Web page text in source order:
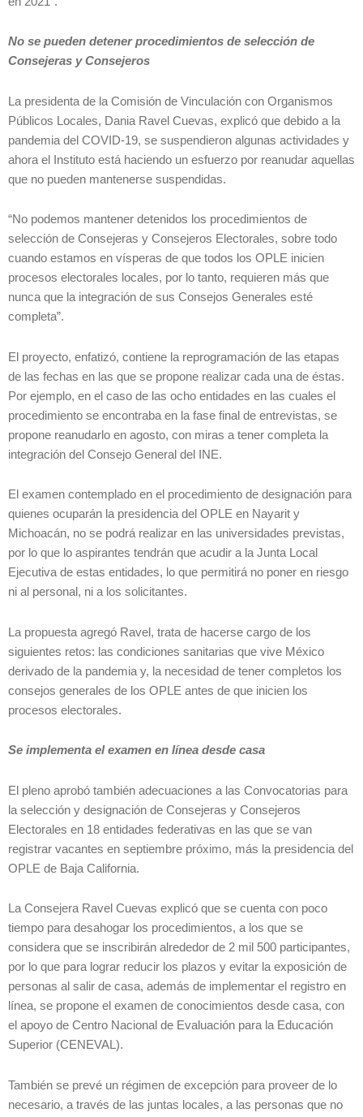
No se pueden detener procedimientos de selección de
Consejeras y Consejeros
La presidenta de la Comisión de Vinculación con Organismos
Públicos Locales, Dania Ravel Cuevas, explicó que debido a la
pandemia del COVID-19, se suspendieron algunas actividades y
ahora el Instituto está haciendo un esfuerzo por reanudar aquellas
que no pueden mantenerse suspendidas.
“No podemos mantener detenidos los procedimientos de
selección de Consejeras y Consejeros Electorales, sobre todo
cuando estamos en vísperas de que todos los OPLE inicien
procesos electorales locales, por lo tanto, requieren más que
nunca que la integración de sus Consejos Generales esté
completa”.
El proyecto, enfatizó, contiene la reprogramación de las etapas
de las fechas en las que se propone realizar cada una de éstas.
Por ejemplo, en el caso de las ocho entidades en las cuales el
procedimiento se encontraba en la fase final de entrevistas, se
propone reanudarlo en agosto, con miras a tener completa la
integración del Consejo General del INE.
El examen contemplado en el procedimiento de designación para
quienes ocuparán la presidencia del OPLE en Nayarit y
Michoacán, no se podrá realizar en las universidades previstas,
por lo que lo aspirantes tendrán que acudir a la Junta Local
Ejecutiva de estas entidades, lo que permitirá no poner en riesgo
ni al personal, ni a los solicitantes.
La propuesta agregó Ravel, trata de hacerse cargo de los
siguientes retos: las condiciones sanitarias que vive México
derivado de la pandemia y, la necesidad de tener completos los
consejos generales de los OPLE antes de que inicien los
procesos electorales.
Se implementa el examen en línea desde casa
El pleno aprobó también adecuaciones a las Convocatorias para
la selección y designación de Consejeras y Consejeros
Electorales en 18 entidades federativas en las que se van
registrar vacantes en septiembre próximo, más la presidencia del
OPLE de Baja California.
La Consejera Ravel Cuevas explicó que se cuenta con poco
tiempo para desahogar los procedimientos, a los que se
considera que se inscribirán alrededor de 2 mil 500 participantes,
por lo que para lograr reducir los plazos y evitar la exposición de
personas al salir de casa, además de implementar el registro en
línea, se propone el examen de conocimientos desde casa, con
el apoyo de Centro Nacional de Evaluación para la Educación
Superior (CENEVAL).
También se prevé un régimen de excepción para proveer de lo
necesario, a través de las juntas locales, a las personas que no